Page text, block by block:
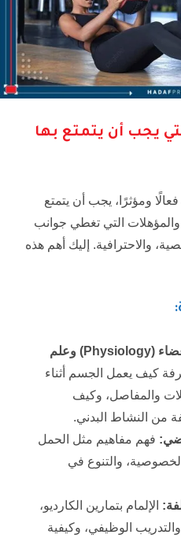
يجب أن يتمتع بها
ومؤثرًا، يجب أن يتمتع
التي تغطي جوانب
والاحترافية. إليك أهم هذه
(
Physiology) وعلم
كيف يعمل الجسم أثناء
والمفاصل، وكيف
من النشاط البدني.
فهم مفاهيم مثل الحمل
والتنوع في
الإلمام بتمارين الكارديو،
والتدريب الوظيفي، وكيفية